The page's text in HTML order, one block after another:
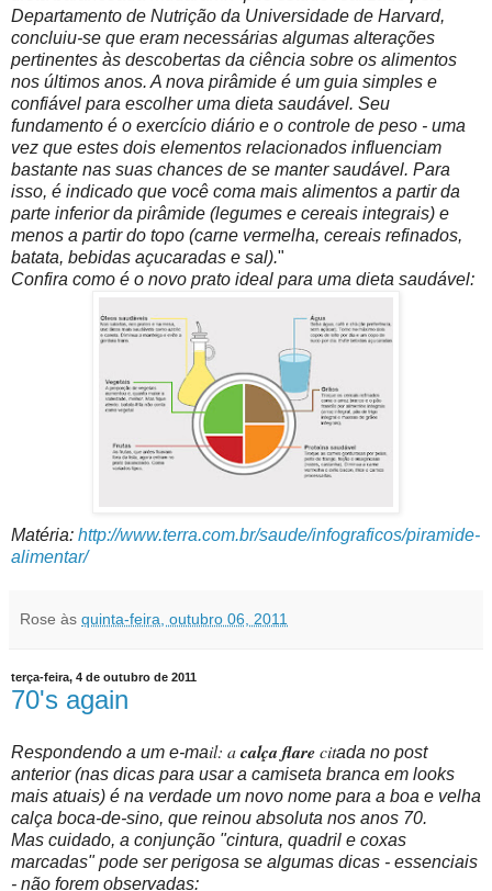
Departamento de Nutrição da Universidade de Harvard,
concluiu-se que eram necessárias algumas alterações
pertinentes às descobertas da ciência sobre os alimentos
nos últimos anos. A nova pirâmide é um guia simples e
confiável para escolher uma dieta saudável. Seu
fundamento é o exercício diário e o controle de peso - uma
vez que estes dois elementos relacionados influenciam
bastante nas suas chances de se manter saudável. Para
isso, é indicado que você coma mais alimentos a partir da
parte inferior da pirâmide (legumes e cereais integrais) e
menos a partir do topo (carne vermelha, cereais refinados,
batata, bebidas açucaradas e sal)."
Confira como é o novo prato ideal para uma dieta saudável:
Matéria: http://www.terra.com.br/saude/infograficos/piramide-
alimentar/
Rose às quinta-feira, outubro 06, 2011
terça-feira, 4 de outubro de 2011
70's again
Respondendo a um e-mail: acalça flarecitada no post
anterior (nas dicas para usar a camiseta branca em looks
mais atuais) é na verdade um novo nome para a boa e velha
calça boca-de-sino, que reinou absoluta nos anos 70.
Mas cuidado, a conjunção "cintura, quadril e coxas
marcadas" pode ser perigosa se algumas dicas - essenciais
- não forem observadas: